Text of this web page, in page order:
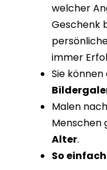
welcher
Geschenk
immer
Sie
Malen
Menschen
Alter.
So